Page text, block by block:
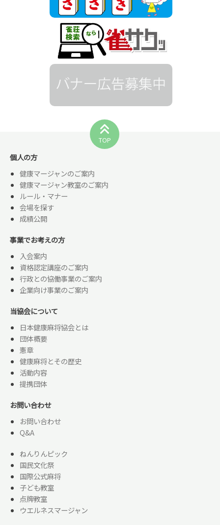
TOP
個人の方
健康マージャンのご案内
健康マージャン教室のご案内
ルール・マナー
会場を探す
成績公開
事業でお考えの方
入会案内
資格認定講座のご案内
行政との協働事業のご案内
企業向け事業のご案内
当協会について
日本健康麻将協会とは
団体概要
憲章
健康麻将とその歴史
活動内容
提携団体
お問い合わせ
お問い合わせ
Q&A
ねんりんピック
国民文化祭
国際公式麻将
子ども教室
点牌教室
ウエルネスマージャン